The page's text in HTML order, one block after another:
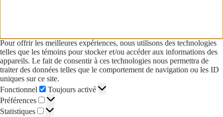
Pour offrir les meilleures expériences, nous utilisons des technologies
telles que les témoins pour stocker et/ou accéder aux informations des
appareils. Le fait de consentir à ces technologies nous permettra de
traiter des données telles que le comportement de navigation ou les ID
uniques sur ce site.
Fonctionnel
Toujours activé
Préférences
Statistiques